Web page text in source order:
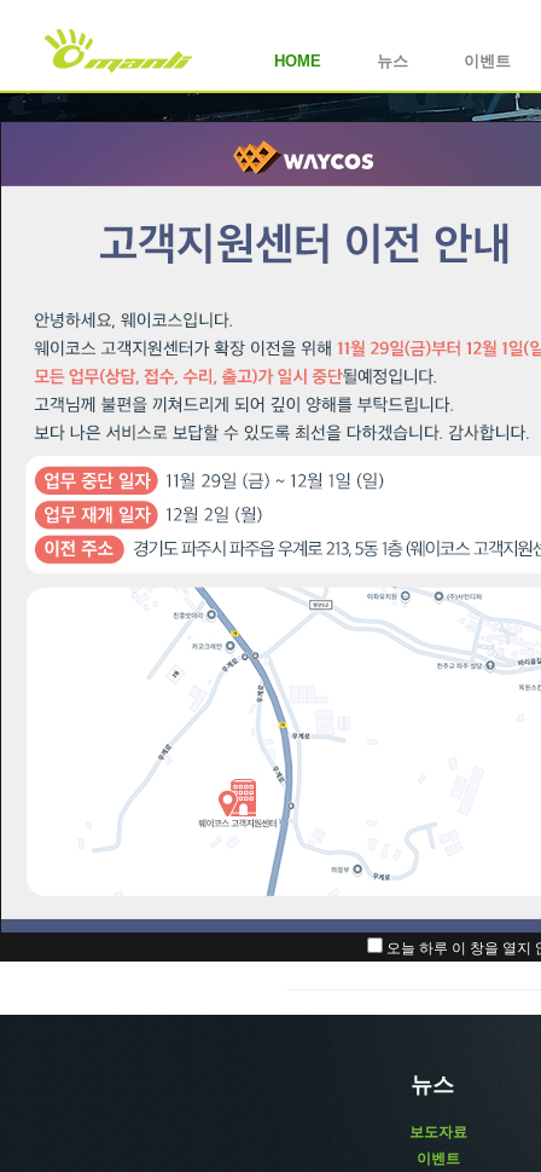
HOME 뉴스 이벤트
오늘 하루 이 창을 열지
아이디/패스
뉴스
보도자료
이벤트